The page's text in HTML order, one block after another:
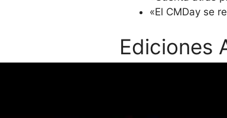
«El CMDay se
Ediciones